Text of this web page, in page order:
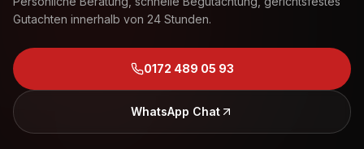
Gutachten innerhalb von 24 Stunden.
0172 489 05 93
WhatsApp Chat